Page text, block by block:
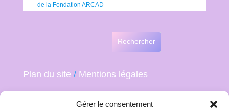
Gérer le consentement
de la Fondation ARCAD
Rechercher
Plan du site / Mentions légales